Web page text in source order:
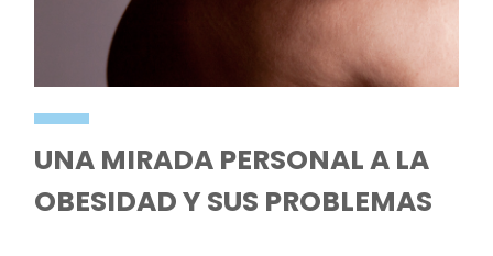
UNA MIRADA PERSONAL A LA
OBESIDAD Y SUS PROBLEMAS